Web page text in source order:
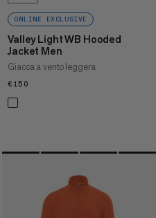
ONLINE EXCLUSIVE
Valley Light WB Hooded
Jacket Men
Giacca a vento leggera
€150